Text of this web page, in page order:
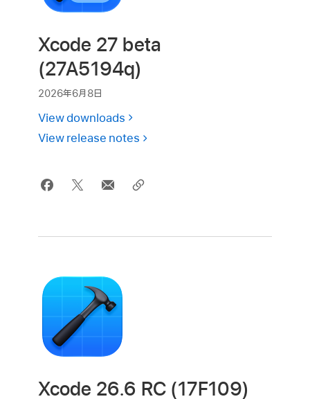
Xcode 27 beta
(27A5194q)
2026年6月8日
View downloads
View release notes
Xcode 26.6 RC (17F109)